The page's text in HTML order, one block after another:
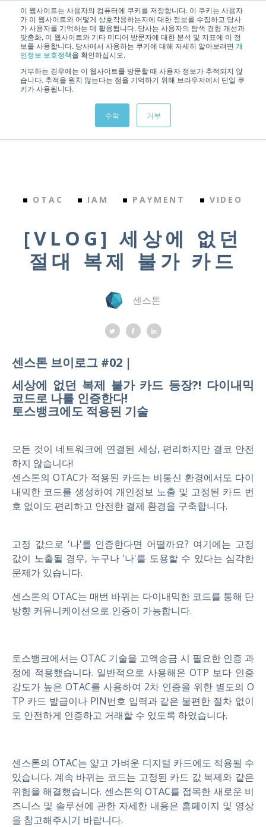
이 웹사이트는 사용자의 컴퓨터에 쿠키를 저장합니다. 이 쿠키는 사용자
가 이 웹사이트와 어떻게 상호작용하는지에 대한 정보를 수집하고 당사
가 사용자를 기억하는 데 활용됩니다. 당사는 사용자의 탐색 경험 개선과
맞춤화, 이 웹사이트와 기타 미디어 방문자에 대한 분석 및 지표에 이 정
보를 사용합니다. 당사에서 사용하는 쿠키에 대해 자세히 알아보려면 개
인정보 보호정책을 확인하십시오.
거부하는 경우에는 이 웹사이트를 방문할 때 사용자 정보가 추적되지 않
습니다. 추적을 원치 않는다는 점을 기억하기 위해 브라우저에서 단일 쿠
키가 사용됩니다.
수락 거부
Back to Home
OTAC IAM PAYMENT VIDEO
[VLOG] 세상에 없던
절대 복제 불가 카드
센스톤
센스톤 브이로그 #02 |
세상에 없던 복제 불가 카드 등장?! 다이내믹
코드로 나를 인증한다!
토스뱅크에도 적용된 기술
모든 것이 네트워크에 연결된 세상, 편리하지만 결코 안전
하지 않습니다!
센스톤의 OTAC가 적용된 카드는 비통신 환경에서도 다이
내믹한 코드를 생성하여 개인정보 노출 및 고정된 카드 번
호 없이도 편리하고 안전한 결제 환경을 구축합니다.
고정 값으로 '나'를 인증한다면 어떨까요? 여기에는 고정
값이 노출될 경우, 누구나 '나'를 도용할 수 있다는 심각한
문제가 있습니다.
센스톤의 OTAC는 매번 바뀌는 다이내믹한 코드를 통해 단
방향 커뮤니케이션으로 인증이 가능합니다.
토스뱅크에서는 OTAC 기술을 고액송금 시 필요한 인증 과
정에 적용했습니다. 일반적으로 사용해온 OTP 보다 인증
강도가 높은 OTAC를 사용하여 2차 인증을 위한 별도의 O
TP 카드 발급이나 PIN번호 입력과 같은 불편한 절차 없이
도 안전하게 인증하고 거래할 수 있도록 하였습니다.
센스톤의 OTAC는 얇고 가벼운 디지털 카드에도 적용될 수
있습니다. 계속 바뀌는 코드는 고정된 카드 값 복제와 같은
위험을 해결했습니다. 센스톤의 OTAC를 접목한 새로운 비
즈니스 및 솔루션에 관한 자세한 내용은 홈페이지 및 영상
을 참고해주시기 바랍니다.